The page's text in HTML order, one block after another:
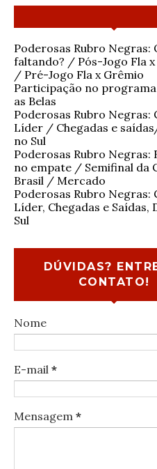
Poderosas Rubro Negras:
faltando? / Pós-Jogo Fla x
/ Pré-Jogo Fla x Grêmio
Participação no programa
as Belas
Poderosas Rubro Negras:
Líder / Chegadas e
no Sul
Poderosas Rubro Negras:
no empate / Semifinal da
Brasil / Mercado
Poderosas Rubro Negras:
Líder, Chegadas e Saídas,
Sul
DÚVIDAS?
CONTATO!
Nome
E-mail *
Mensagem *